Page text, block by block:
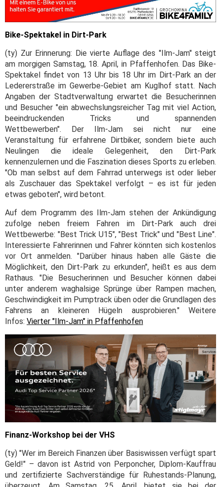
Bike-Spektakel in Dirt-Park
(ty) Zur Erinnerung: Die vierte Auflage des "Ilm-Jam" steigt
am morgigen Samstag, 18. April, in Pfaffenhofen. Das Bike-
Spektakel findet von 13 Uhr bis 18 Uhr im Dirt-Park an der
Ledererstraße im Gewerbe-Gebiet am Kuglhof statt. Nach
Angaben der Stadtverwaltung erwartet die Besucherinnen
und Besucher "ein abwechslungsreicher Tag mit viel Action,
beeindruckenden Tricks und spannenden
Wettbewerben". Der Ilm-Jam sei nicht nur eine
Veranstaltung für erfahrene Dirtbiker, sondern biete auch
Neulingen die ideale Gelegenheit, den Dirt-Park
kennenzulernen und die Faszination dieses Sports zu erleben.
"Ob man selbst auf dem Fahrrad unterwegs ist oder lieber
als Zuschauer das Spektakel verfolgt – es ist für jeden
etwas geboten", wird betont.
Auf dem Programm des Ilm-Jam stehen der Ankündigung
zufolge neben freiem Fahren im Dirt-Park auch drei
Wettbewerbe: "Best Trick U15", "Best Trick" und "Best Line".
Interessierte Fahrerinnen und Fahrer könnten sich kostenlos
vor Ort anmelden. "Darüber hinaus haben alle Gäste die
Möglichkeit, den Dirt-Park zu erkunden", heißt es aus dem
Rathaus. "Die Besucherinnen und Besucher können dabei
unter anderem waghalsige Sprünge über Rampen machen,
Geschwindigkeit im Pumptrack üben oder die Grundlagen des
Fahrens an kleineren Hügeln ausprobieren." Weitere
Infos: Vierter "Ilm-Jam" in Pfaffenhofen
Finanz-Workshop bei der VHS
(ty) "Wer im Bereich Finanzen über Basiswissen verfügt spart
Geld!" – davon ist Astrid von Perponcher, Diplom-Kauffrau
und zertifizierte Sachverständige für Ruhestands-Planung,